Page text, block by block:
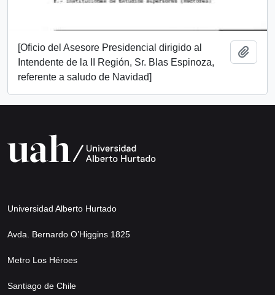
[Oficio del Asesore Presidencial dirigido al
Intendente de la II Región, Sr. Blas Espinoza,
referente a saludo de Navidad]
Universidad Alberto Hurtado
Avda. Bernardo O’Higgins 1825
Metro Los Héroes
Santiago de Chile